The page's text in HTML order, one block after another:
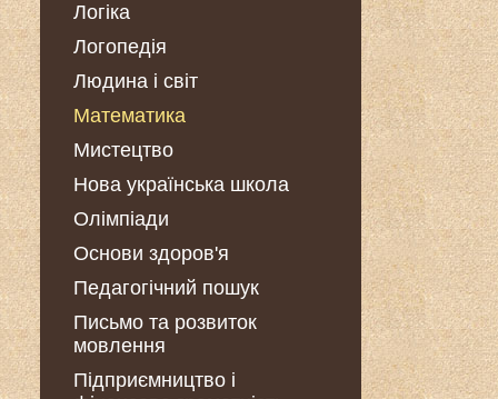
Логіка
Логопедія
Людина і світ
Математика
Мистецтво
Нова українська школа
Олімпіади
Основи здоров'я
Педагогічний пошук
Письмо та розвиток
мовлення
Підприємництво і